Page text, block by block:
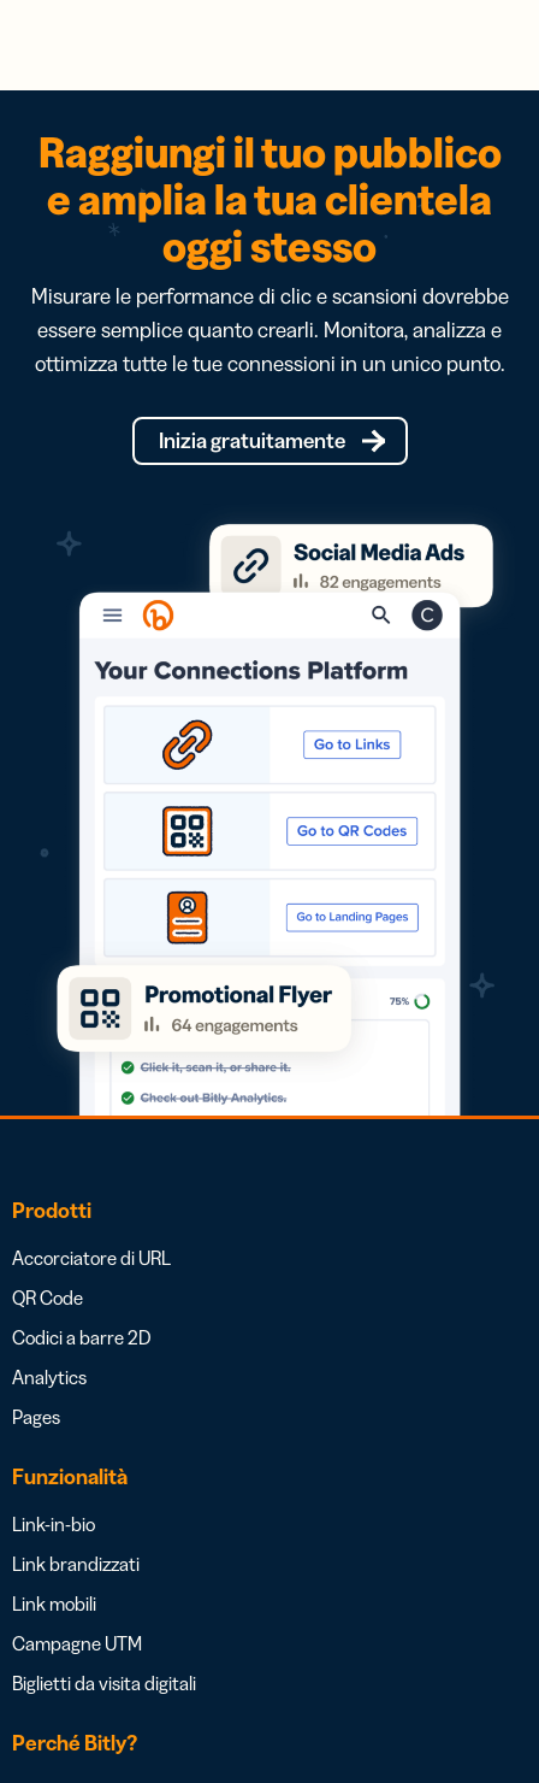
Raggiungi il tuo pubblico
e amplia la tua clientela
oggi stesso
Misurare le performance di clic e scansioni dovrebbe
essere semplice quanto crearli. Monitora, analizza e
ottimizza tutte le tue connessioni in un unico punto.
Inizia gratuitamente
Prodotti
Accorciatore di URL
QR Code
Codici a barre 2D
Analytics
Pages
Funzionalità
Link-in-bio
Link brandizzati
Link mobili
Campagne UTM
Biglietti da visita digitali
Perché Bitly?